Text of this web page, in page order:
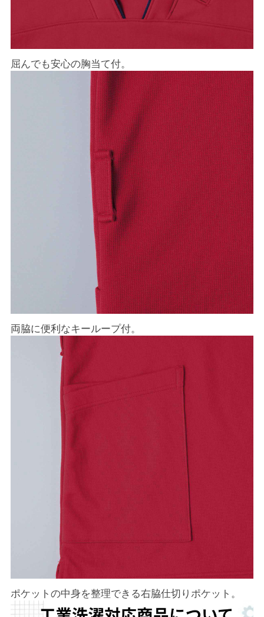
屈んでも安心の胸当て付。
両脇に便利なキーループ付。
ポケットの中身を整理できる右脇仕切りポケット。